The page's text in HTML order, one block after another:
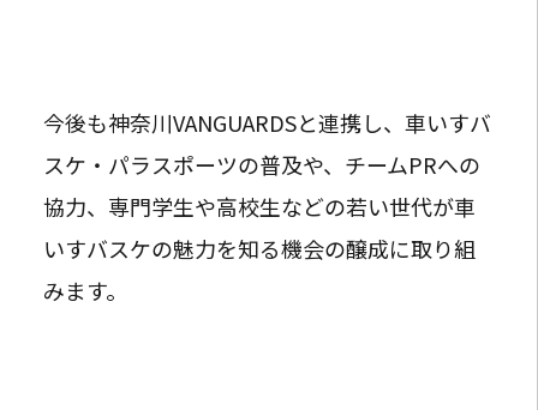
今後も神奈川VANGUARDSと連携し、車いすバ
スケ・パラスポーツの普及や、チームPRへの
協力、専門学生や高校生などの若い世代が車
いすバスケの魅力を知る機会の醸成に取り組
みます。